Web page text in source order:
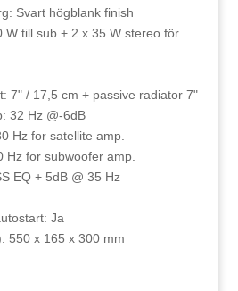
Svart högblank finish
W till sub + 2 x 35 W stereo för
7" / 17,5 cm + passive radiator 7"
32 Hz @-6dB
Hz for satellite amp.
Hz for subwoofer amp.
EQ + 5dB @ 35 Hz
Ja
550 x 165 x 300 mm